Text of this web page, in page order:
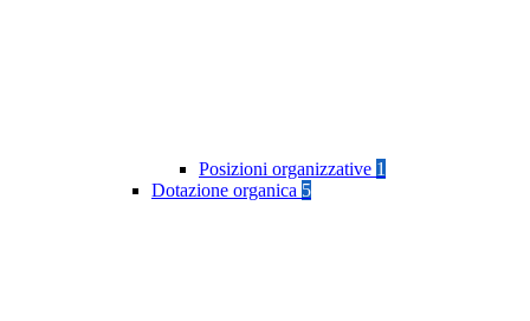
Posizioni organizzative 1
Dotazione organica 5